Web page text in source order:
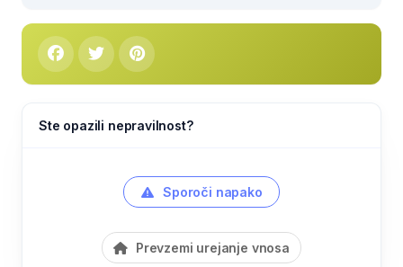
Ste opazili nepravilnost?
Sporoči napako
Prevzemi urejanje vnosa